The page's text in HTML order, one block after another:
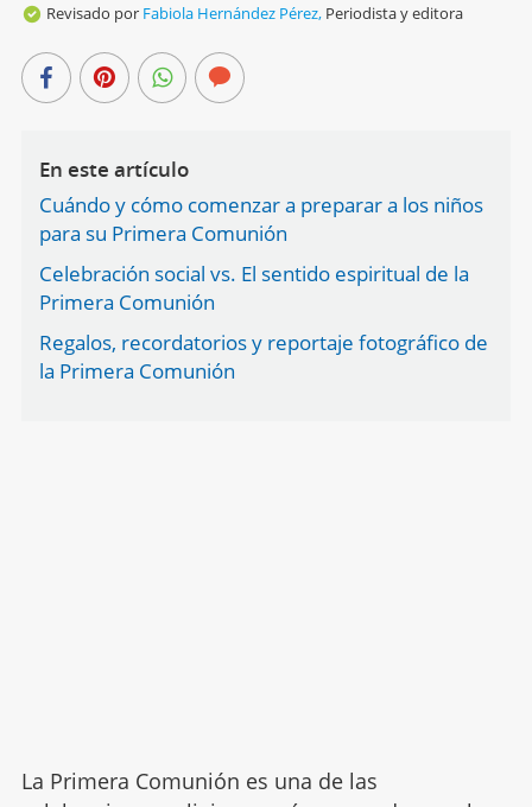
Revisado por Fabiola Hernández Pérez, Periodista y editora
En este artículo
Cuándo y cómo comenzar a preparar a los niños
para su Primera Comunión
Celebración social vs. El sentido espiritual de la
Primera Comunión
Regalos, recordatorios y reportaje fotográfico de
la Primera Comunión
La Primera Comunión es una de las